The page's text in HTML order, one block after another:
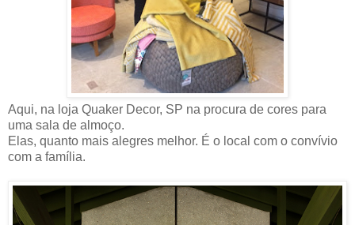
Aqui, na loja Quaker Decor, SP na procura de cores para
uma sala de almoço.
Elas, quanto mais alegres melhor. É o local com o convívio
com a família.